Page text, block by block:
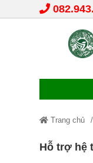
Trang chủ
Hỗ trợ hệ